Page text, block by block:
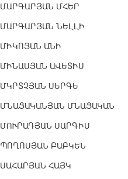
ՄԱՐԳԱՐՅԱՆ ՄՀԵՐ
ՄԱՐԳԱՐՅԱՆ ՆԵԼԼԻ
ՄԻԿՈՅԱՆ ԱՆԻ
ՄԻՆԱՍՅԱՆ ԱՎԵՏԻՍ
ՄԿՐՏՉՅԱՆ ՍԵՐԳԵ
ՄՆԱՑԱԿԱՆՅԱՆ ՄՆԱՑԱԿԱՆ
ՄՈՒՐԱԴՅԱՆ ՍԱՐԳԻՍ
ՊՈՂՈՍՅԱՆ ԲԱԲԿԵՆ
ՍԱՀԱՐՅԱՆ ՀԱՅԿ